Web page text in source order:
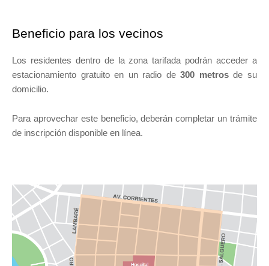
Beneficio para los vecinos
Los residentes dentro de la zona tarifada podrán acceder a
estacionamiento gratuito en un radio de300 metrosde su
domicilio.
Para aprovechar este beneficio, deberán completar un trámite
de inscripción disponible en línea.